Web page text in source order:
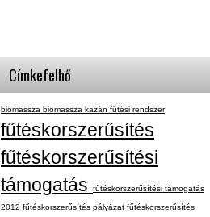
Címkefelhő
biomassza biomassza kazán fűtési rendszer
fűtéskorszerűsítés
fűtéskorszerűsítési
támogatás
fűtéskorszerűsítési támogatás
2012 fűtéskorszerűsítés pályázat fűtéskorszerűsítés